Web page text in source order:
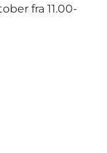
fra 11.00-